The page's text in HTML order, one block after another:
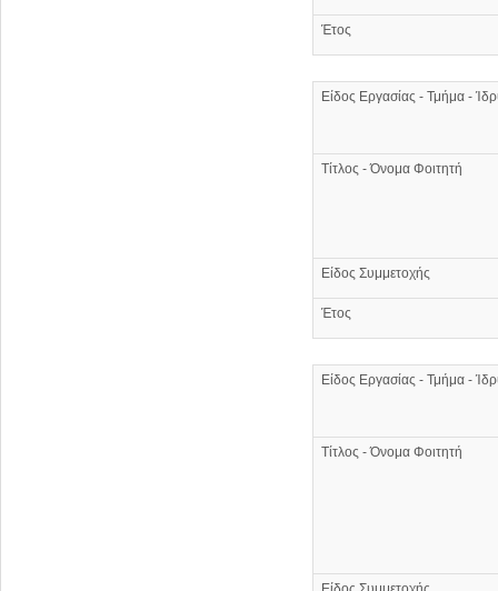
Έτος
Είδος Εργασίας - Τμήμα -
Τίτλος - Όνομα Φοιτητή
Είδος Συμμετοχής
Έτος
Είδος Εργασίας - Τμήμα -
Τίτλος - Όνομα Φοιτητή